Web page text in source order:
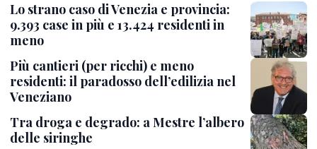
Lo strano caso di Venezia e provincia:
9.393 case in più e 13.424 residenti in
meno
Più cantieri (per ricchi) e meno
residenti: il paradosso dell’edilizia nel
Veneziano
Tra droga e degrado: a Mestre l’albero
delle siringhe